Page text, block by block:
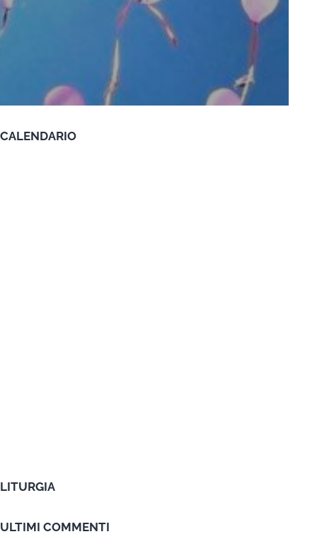
CALENDARIO
LITURGIA
ULTIMI COMMENTI